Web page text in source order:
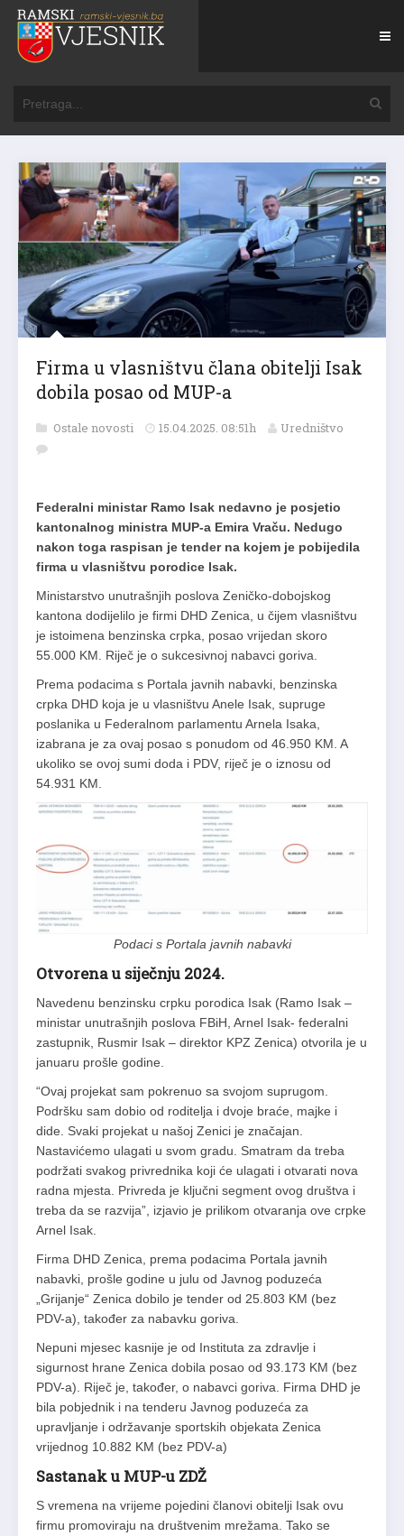
Firma u vlasništvu člana obitelji Isak
dobila posao od MUP-a
Ostale novosti 15.04.2025. 08:51h Uredništvo
Federalni ministar Ramo Isak nedavno je posjetio
kantonalnog ministra MUP-a Emira Vraču. Nedugo
nakon toga raspisan je tender na kojem je pobijedila
firma u vlasništvu porodice Isak.
Ministarstvo unutrašnjih poslova Zeničko-dobojskog
kantona dodijelilo je firmi DHD Zenica, u čijem vlasništvu
je istoimena benzinska crpka, posao vrijedan skoro
55.000 KM. Riječ je o sukcesivnoj nabavci goriva.
Prema podacima s Portala javnih nabavki, benzinska
crpka DHD koja je u vlasništvu Anele Isak, supruge
poslanika u Federalnom parlamentu Arnela Isaka,
izabrana je za ovaj posao s ponudom od 46.950 KM. A
ukoliko se ovoj sumi doda i PDV, riječ je o iznosu od
54.931 KM.
Podaci s Portala javnih nabavki
Otvorena u siječnju 2024.
Navedenu benzinsku crpku porodica Isak (Ramo Isak –
ministar unutrašnjih poslova FBiH, Arnel Isak- federalni
zastupnik, Rusmir Isak – direktor KPZ Zenica) otvorila je u
januaru prošle godine.
“Ovaj projekat sam pokrenuo sa svojom suprugom.
Podršku sam dobio od roditelja i dvoje braće, majke i
dide. Svaki projekat u našoj Zenici je značajan.
Nastavićemo ulagati u svom gradu. Smatram da treba
podržati svakog privrednika koji će ulagati i otvarati nova
radna mjesta. Privreda je ključni segment ovog društva i
treba da se razvija”, izjavio je prilikom otvaranja ove crpke
Arnel Isak.
Firma DHD Zenica, prema podacima Portala javnih
nabavki, prošle godine u julu od Javnog poduzeća
„Grijanje“ Zenica dobilo je tender od 25.803 KM (bez
PDV-a), također za nabavku goriva.
Nepuni mjesec kasnije je od Instituta za zdravlje i
sigurnost hrane Zenica dobila posao od 93.173 KM (bez
PDV-a). Riječ je, također, o nabavci goriva. Firma DHD je
bila pobjednik i na tenderu Javnog poduzeća za
upravljanje i održavanje sportskih objekata Zenica
vrijednog 10.882 KM (bez PDV-a)
Sastanak u MUP-u ZDŽ
S vremena na vrijeme pojedini članovi obitelji Isak ovu
firmu promoviraju na društvenim mrežama. Tako se